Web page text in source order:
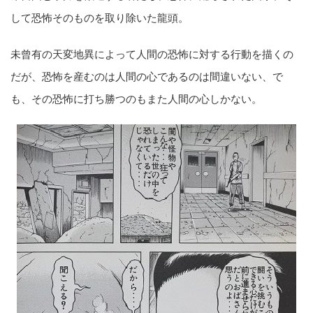
して恐怖そのものを取り除いた龍頭。
未曾有の天変地異によって人間の恐怖に対する行動を描くの
だが、恐怖を産むのは人間の心であるのは間違いない、で
も、その恐怖に打ち勝つのもまた人間の心しかない。